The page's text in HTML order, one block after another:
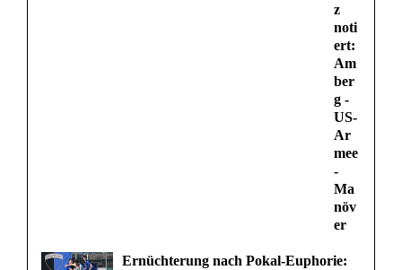
z
noti
ert:
Am
ber
g -
US-
Ar
mee
-
Ma
növ
er
Ernüchterung nach Pokal-Euphorie: